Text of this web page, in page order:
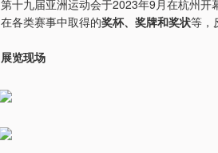
第十九届亚洲运动会于2023年9月在杭州
在各类赛事中取得的奖杯、奖牌和奖状等，
展览现场